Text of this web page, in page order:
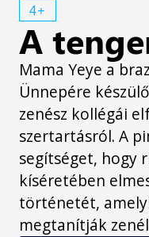
4+
A
Mama Yeye a
Ünnepére
zenész kollégái
szertartásról. A
segítséget, hogy
kíséretében
történetét,
megtanítják